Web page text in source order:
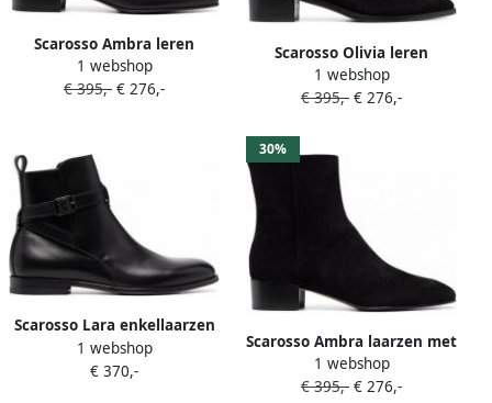
Scarosso Ambra leren
enkellaarzen Zwart
1 webshop
€ 395,- € 276,-
Scarosso Olivia leren
enkellaarzen Zwart
1 webshop
€ 395,- € 276,-
Scarosso Lara enkellaarzen
met gesp Zwart
1 webshop
€ 370,-
30%
Scarosso Ambra laarzen met
vierkante neus Zwart
1 webshop
€ 395,- € 276,-